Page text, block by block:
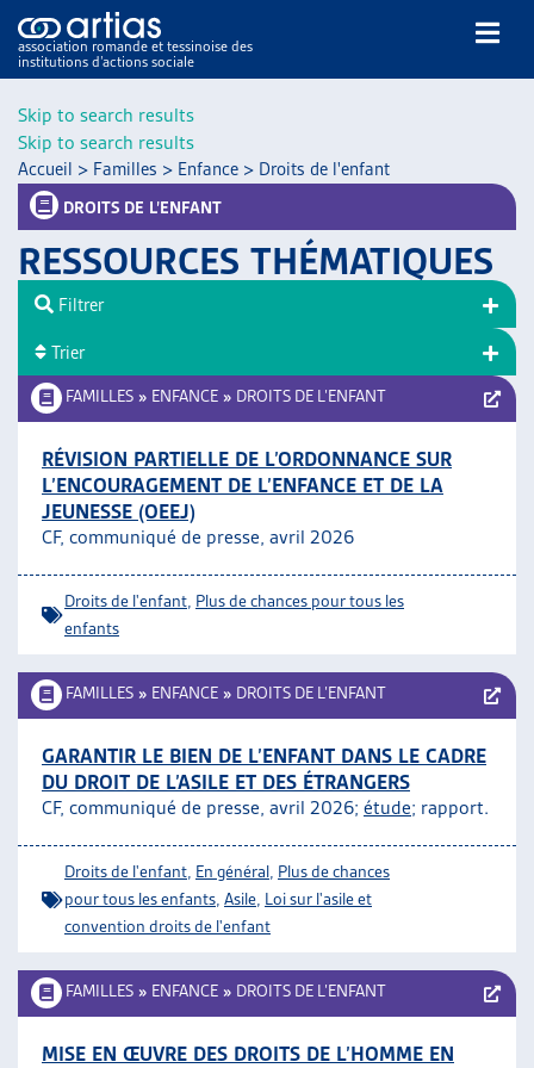
Skip to search results
Skip to search results
association romande et tessinoise des
institutions d’actions sociale
NOS PUBLICATIONS
DOSSIERS DU MOIS
VEILLE
RESSOURCES
THÉMATIQUES
GUIDE SOCIAL ROMAND
AUTRES
PROJETS ET ACTIVITÉS
Accueil > Familles > Enfance > Droits de l'enfant
DROITS DE L’ENFANT
RESSOURCES THÉMATIQUES
FAMILLES » ENFANCE » DROITS DE L’ENFANT
RÉVISION PARTIELLE DE L’ORDONNANCE SUR
L’ENCOURAGEMENT DE L’ENFANCE ET DE LA
JEUNESSE (OEEJ)
CF, communiqué de presse, avril 2026
Droits de l'enfant Plus de chances pour tous les
enfants
FAMILLES » ENFANCE » DROITS DE L’ENFANT
GARANTIR LE BIEN DE L’ENFANT DANS LE CADRE
DU DROIT DE L’ASILE ET DES ÉTRANGERS
CF, communiqué de presse, avril 2026; étude; rapport.
Droits de l'enfant En général Plus de chances
pour tous les enfants Asile Loi sur l'asile et
convention droits de l'enfant
FAMILLES » ENFANCE » DROITS DE L’ENFANT
MISE EN ŒUVRE DES DROITS DE L’HOMME EN
Filtrer
Trier